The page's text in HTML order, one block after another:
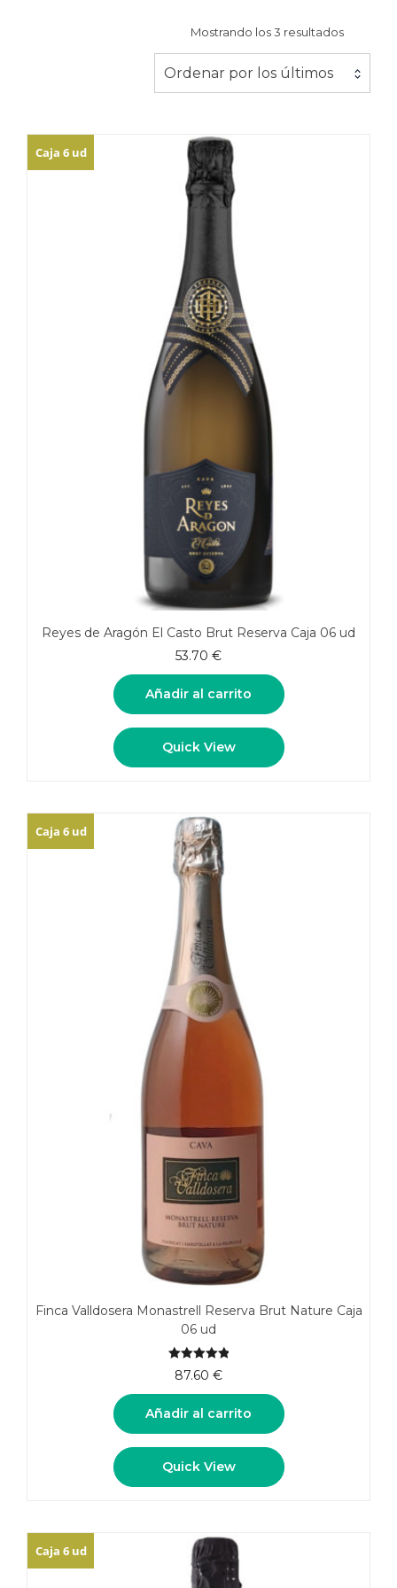
Mostrando los 3 resultados
últimos
Ordenar por los últimos
Caja 6 ud
Reyes de Aragón El Casto Brut Reserva Caja 06 ud
53.70 €
Añadir al carrito
Quick View
Caja 6 ud
Finca Valldosera Monastrell Reserva Brut Nature Caja
06 ud
5.00 de 5
87.60 €
Añadir al carrito
Quick View
Caja 6 ud